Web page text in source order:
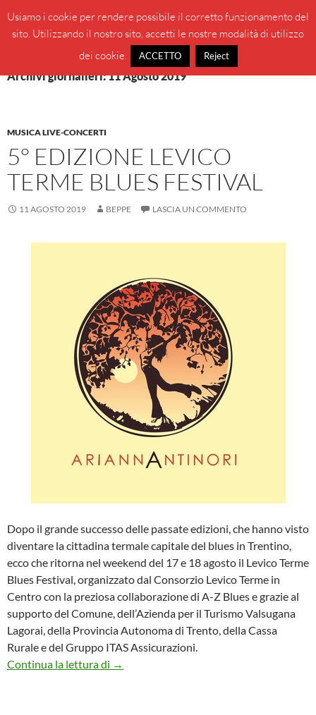
contenuto
BeppeBlog
MENU
Archivi giornalieri: 11 Agosto 2019
MUSICA LIVE-CONCERTI
5° EDIZIONE LEVICO
TERME BLUES FESTIVAL
11 AGOSTO 2019 BEPPE LASCIA UN COMMENTO
Dopo il grande successo delle passate edizioni, che hanno visto
diventare la cittadina termale capitale del blues in Trentino,
ecco che ritorna nel weekend del 17 e 18 agosto il Levico Terme
Blues Festival, organizzato dal Consorzio Levico Terme in
Centro con la preziosa collaborazione di A-Z Blues e grazie al
supporto del Comune, dell’Azienda per il Turismo Valsugana
Lagorai, della Provincia Autonoma di Trento, della Cassa
Rurale e del Gruppo ITAS Assicurazioni.
Continua la lettura di 5° EDIZIONE LEVICO TERME BLUES
→
Usiamo i cookie per rendere possibile il corretto funzionamento del
sito. Utilizzando il nostro sito, accetti le nostre modalità di utilizzo
dei cookie.
ACCETTO Reject